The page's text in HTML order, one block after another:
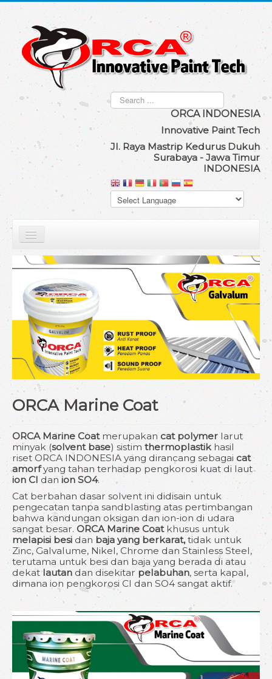
Search
...
ORCA INDONESIA
Innovative Paint Tech
Jl. Raya Mastrip Kedurus Dukuh
Surabaya - Jawa Timur
INDONESIA
Our Product
Testimoni
Gallery
Video
Download
About
Site Map
ORCA Marine Coat
ORCA Marine Coatmerupakan cat polymer larut
minyak (solvent base) sistim thermoplastik hasil
riset ORCA INDONESIA yang dirancang sebagai cat
amorfyang tahan terhadap pengkorosi kuat di laut
ion Cl dan ion SO4.
Cat berbahan dasar solvent ini didisain untuk
pengecatan tanpa sandblasting atas pertimbangan
bahwa kandungan oksigan dan ion-ion di udara
sangat besar. ORCA Marine Coatkhusus untuk
melapisi besi dan baja yang berkarat,tidak untuk
Zinc, Galvalume, Nikel, Chrome dan Stainless Steel,
terutama untuk besi dan baja yang berada di atau
dekatlautan dan disekitar pelabuhan, serta kapal,
dimana ion pengkorosi Cl dan SO4 sangat aktif.